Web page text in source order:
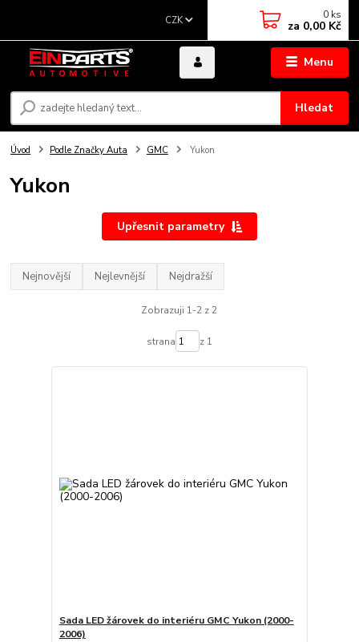
Menu
CZK
Hledat
0 ks
za 0,00 Kč
Úvod Podle Značky Auta GMC Yukon
Yukon
Upřesnit parametry
Nejnovější Nejlevnější Nejdražší
Zobrazuji 1-2 z 2
strana z 1
Sada LED žárovek do interiéru GMC Yukon (2000-
2006)